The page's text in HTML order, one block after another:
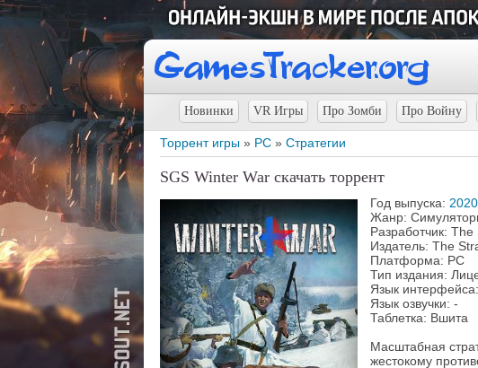
Новинки VR Игры Про Зомби Про Войну
Торрент игры » PC » Стратегии
SGS Winter War скачать торрент
Год выпуска: 2020
Жанр:
Разработчик:
Издатель: The
Платформа: PC
Тип издания:
Язык
Язык озвучки: -
Таблетка: Вшита
Масштабная
жестокому